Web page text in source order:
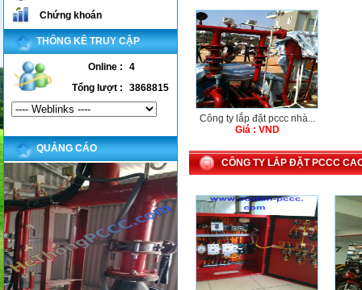
Chứng khoán
THỐNG KÊ TRUY CẬP
Online :
4
Tổng lượt :
3868815
QUẢNG CÁO
Công ty lắp đặt pccc nhà...
Giá : VND
CÔNG TY LẮP ĐẶT PCCC